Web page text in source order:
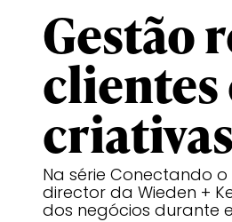
Gestão
clientes
criativas
Na série Conectando
director da Wieden +
dos negócios durante